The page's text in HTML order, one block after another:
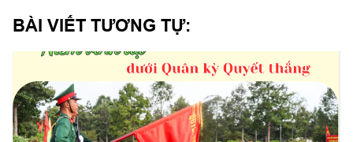
BÀI VIẾT TƯƠNG TỰ: